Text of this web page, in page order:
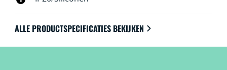
ALLE PRODUCTSPECIFICATIES BEKIJKEN